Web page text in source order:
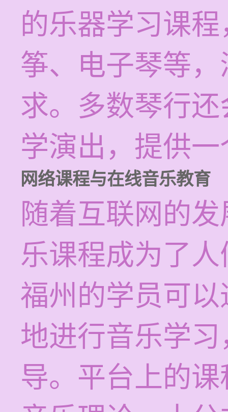
的乐器学习课
筝、电子琴等
求。多数琴行
学演出，提供
网络课程与在线音乐教育
随着互联网的
乐课程成为了
福州的学员可
地进行音乐学
导。平台上的